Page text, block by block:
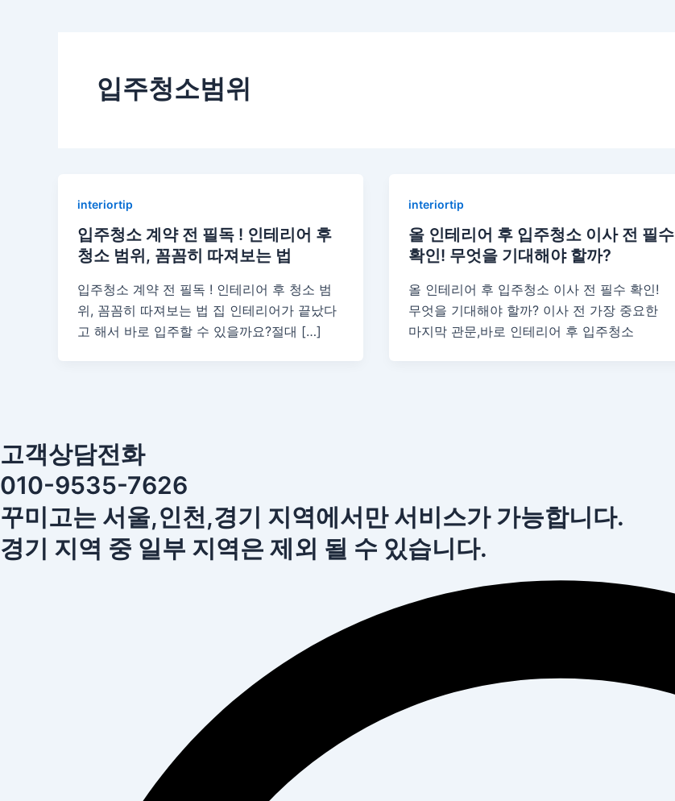
입주청소범위
interiortip
입주청소 계약 전 필독 ! 인테리어 후
청소 범위, 꼼꼼히 따져보는 법
입주청소 계약 전 필독 ! 인테리어 후 청소 범
위, 꼼꼼히 따져보는 법 집 인테리어가 끝났다
고 해서 바로 입주할 수 있을까요?절대 […]
interiortip
올 인테리어 후 입주청소 이사 전 필수
확인! 무엇을 기대해야 할까?
올 인테리어 후 입주청소 이사 전 필수 확인!
무엇을 기대해야 할까? 이사 전 가장 중요한
마지막 관문,바로 인테리어 후 입주청소
고객상담전화
010-9535-7626
꾸미고는 서울,인천,경기 지역에서만 서비스가 가능합니다.
경기 지역 중 일부 지역은 제외 될 수 있습니다.